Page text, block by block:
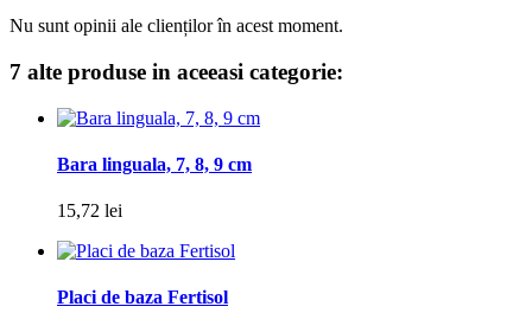
Nu sunt opinii ale clienților în acest moment.
7 alte produse in aceeasi categorie:
Bara linguala, 7, 8, 9 cm
15,72 lei
Placi de baza Fertisol